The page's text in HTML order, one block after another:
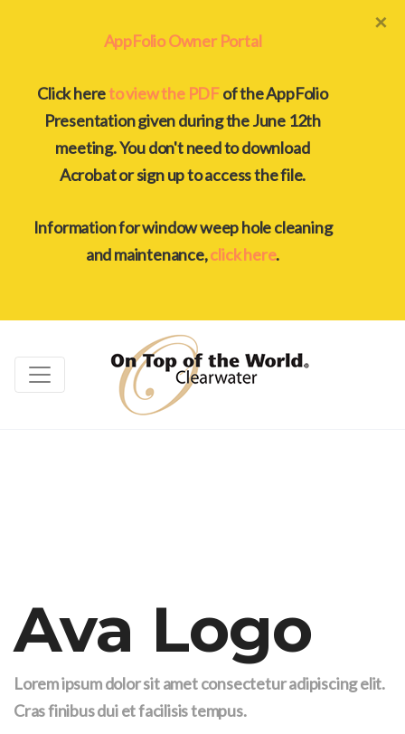
AppFolio Owner Portal
Click hereto view the PDFof the AppFolio
Presentation given during the June 12th
meeting. You don't need to download
Acrobat or sign up to access the file.
Information for window weep hole cleaning
and maintenance,click here.
×
Ava Logo
Lorem ipsum dolor sit amet consectetur adipiscing elit.
Cras finibus dui et facilisis tempus.